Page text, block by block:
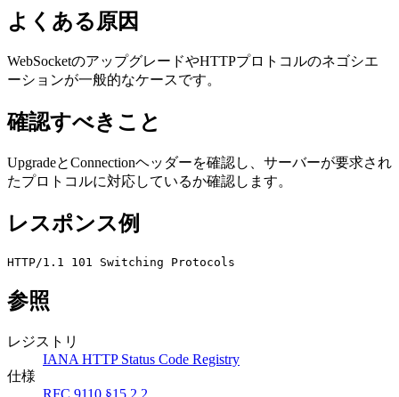
よくある原因
WebSocketのアップグレードやHTTPプロトコルのネゴシエ
ーションが一般的なケースです。
確認すべきこと
UpgradeとConnectionヘッダーを確認し、サーバーが要求され
たプロトコルに対応しているか確認します。
レスポンス例
HTTP/1.1 101 Switching Protocols
参照
レジストリ
IANA HTTP Status Code Registry
仕様
RFC 9110 §15.2.2